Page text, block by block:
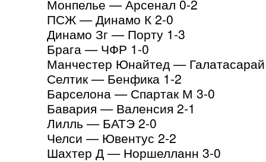
Монпелье — Арсенал 0-2
ПСЖ — Динамо К 2-0
Динамо Зг — Порту 1-3
Брага — ЧФР 1-0
Манчестер Юнайтед —
Селтик — Бенфика 1-2
Барселона — Спартак М 3-0
Бавария — Валенсия 2-1
Лилль — БАТЭ 2-0
Челси — Ювентус 2-2
Шахтер Д — Норшелланн 3-0